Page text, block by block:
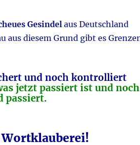
Gesindelaus Deutschland
aus diesem Grund gibt es
und noch kontrolliert
jetzt passiert ist und noch
passiert.
Wortklauberei!